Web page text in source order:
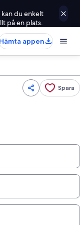
du enkelt
på en plats.
appen
Spara